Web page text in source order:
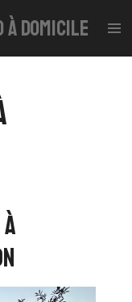
domicile